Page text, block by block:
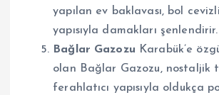
yapılan ev baklavası, bol
yapısıyla damakları şenlendirir.
Bağlar Gazozu Karabük’e
olan Bağlar Gazozu, nostaljik
ferahlatıcı yapısıyla oldukça